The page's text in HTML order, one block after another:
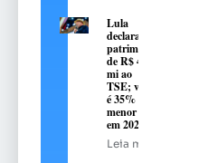
Lula
declara
patrimônio
de R$ 4,7
mi ao
TSE; valor
é 35%
menor que
em 2022
Leia mais